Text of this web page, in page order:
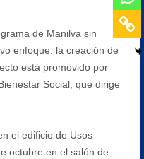
de Manilva sin
enfoque: la creación de
está promovido por
Social, que dirige
el edificio de Usos
octubre en el salón de